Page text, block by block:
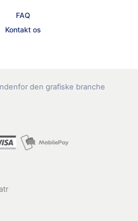
FAQ
Kontakt os
den grafiske branche